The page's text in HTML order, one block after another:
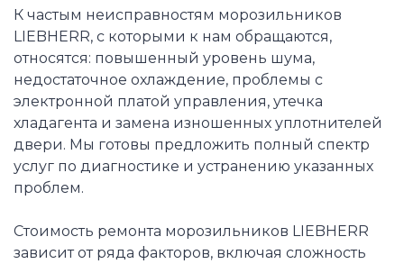
К частым неисправностям морозильников
LIEBHERR, с которыми к нам обращаются,
относятся: повышенный уровень шума,
недостаточное охлаждение, проблемы с
электронной платой управления, утечка
хладагента и замена изношенных уплотнителей
двери. Мы готовы предложить полный спектр
услуг по диагностике и устранению указанных
проблем.
Стоимость ремонта морозильников LIEBHERR
зависит от ряда факторов, включая сложность